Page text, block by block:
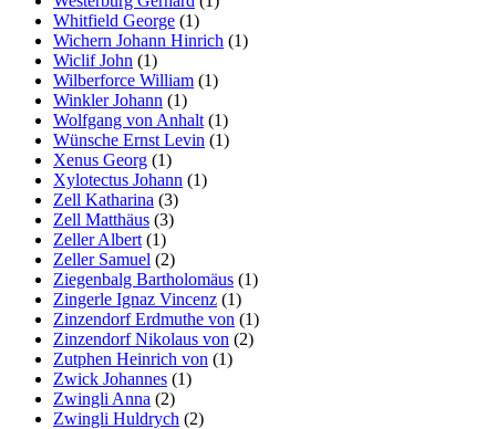
Whitfield George (1)
Wichern Johann Hinrich (1)
Wiclif John (1)
Wilberforce William (1)
Winkler Johann (1)
Wolfgang von Anhalt (1)
Wünsche Ernst Levin (1)
Xenus Georg (1)
Xylotectus Johann (1)
Zell Katharina (3)
Zell Matthäus (3)
Zeller Albert (1)
Zeller Samuel (2)
Ziegenbalg Bartholomäus (1)
Zingerle Ignaz Vincenz (1)
Zinzendorf Erdmuthe von (1)
Zinzendorf Nikolaus von (2)
Zutphen Heinrich von (1)
Zwick Johannes (1)
Zwingli Anna (2)
Zwingli Huldrych (2)